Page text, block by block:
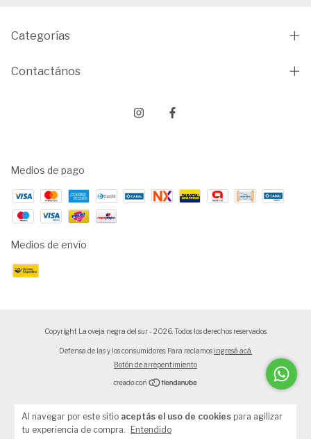
Al navegar por este sitio aceptás el uso de cookies para agilizar
tu experiencia de compra.
Entendido
Categorías
Contactános
Medios de pago
Medios de envío
Copyright La oveja negra del sur - 2026. Todos los derechos reservados.
Defensa de las y los consumidores. Para reclamos ingresá acá.
Botón de arrepentimiento